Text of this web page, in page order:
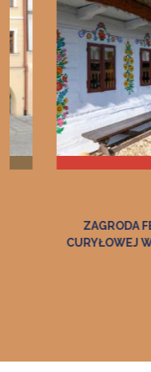
ZAGRODA FELICJI
CURYŁOWEJ W